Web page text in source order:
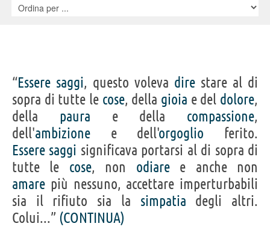
“Essere saggi, questo voleva dire stare al di
sopra di tutte le cose, della gioia e del dolore,
della paura e della compassione,
dell'ambizione e dell'orgoglio ferito.
Essere saggi significava portarsi al di sopra di
tutte le cose, non odiaree anche non
amare più nessuno, accettare imperturbabili
sia il rifiuto sia la simpatia degli altri.
Colui...” (CONTINUA)